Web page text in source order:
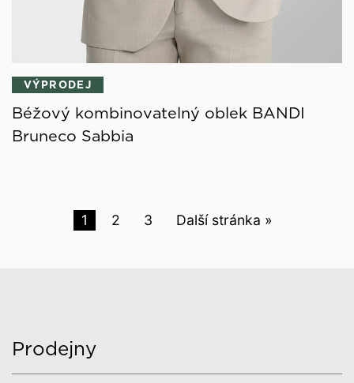
VÝPRODEJ
Béžový kombinovatelný oblek BANDI
Bruneco Sabbia
1 2 3 Další stránka »
Prodejny